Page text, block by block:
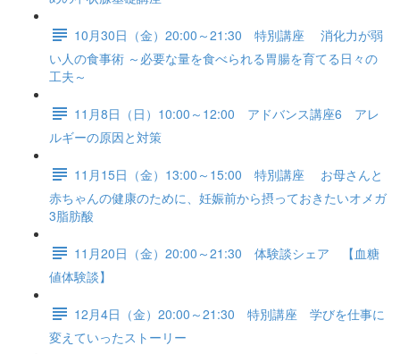
10月30日（金）20:00～21:30 特別講座 消化力が弱
い人の食事術 ～必要な量を食べられる胃腸を育てる日々の
工夫～
11月8日（日）10:00～12:00 アドバンス講座6 アレ
ルギーの原因と対策
11月15日（金）13:00～15:00 特別講座 お母さんと
赤ちゃんの健康のために、妊娠前から摂っておきたいオメガ
3脂肪酸
11月20日（金）20:00～21:30 体験談シェア 【血糖
値体験談】
12月4日（金）20:00～21:30 特別講座 学びを仕事に
変えていったストーリー